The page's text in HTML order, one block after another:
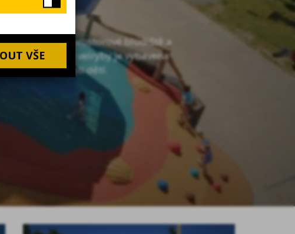
Ta slouží jako prostorové bludiště a
ve tvaru velryby je vybavena
a schopnosti dětí.
VŠE